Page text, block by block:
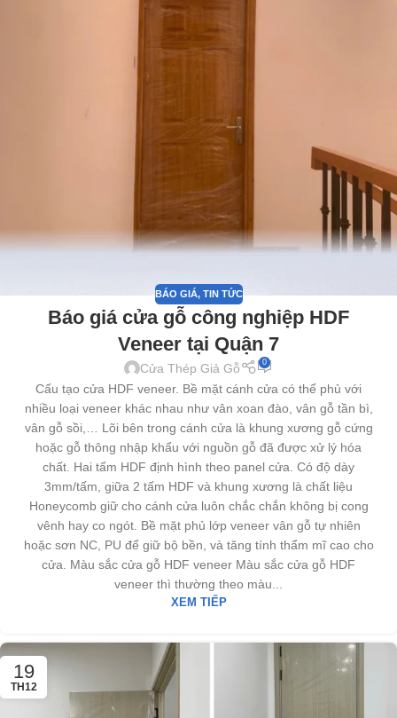
BÁO GIÁ, TIN TỨC
Báo giá cửa gỗ công nghiệp HDF
Veneer tại Quận 7
Cửa Thép Giả Gỗ 0
Cấu tạo cửa HDF veneer. Bề mặt cánh cửa có thể phủ với
nhiều loại veneer khác nhau như vân xoan đào, vân gỗ tần bì,
vân gỗ sồi,… Lõi bên trong cánh cửa là khung xương gỗ cứng
hoặc gỗ thông nhập khẩu với nguồn gỗ đã được xử lý hóa
chất. Hai tấm HDF định hình theo panel cửa. Có độ dày
3mm/tấm, giữa 2 tấm HDF và khung xương là chất liệu
Honeycomb giữ cho cánh cửa luôn chắc chắn không bị cong
vênh hay co ngót. Bề mặt phủ lớp veneer vân gỗ tự nhiên
hoặc sơn NC, PU để giữ bộ bền, và tăng tính thẩm mĩ cao cho
cửa. Màu sắc cửa gỗ HDF veneer Màu sắc cửa gỗ HDF
veneer thì thường theo màu...
XEM TIẾP
19
TH12